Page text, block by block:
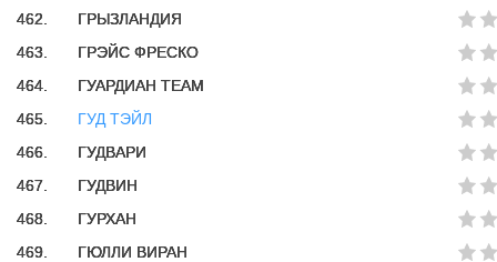
462.
ГРЫЗЛАНДИЯ
463.
ГРЭЙС ФРЕСКО
464.
ГУАРДИАН ТЕАМ
465.
ГУД ТЭЙЛ
466.
ГУДВАРИ
467.
ГУДВИН
468.
ГУРХАН
469.
ГЮЛЛИ ВИРАН